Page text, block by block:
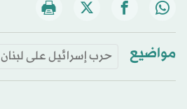
مواضيع حرب إسرائيل على لبنان